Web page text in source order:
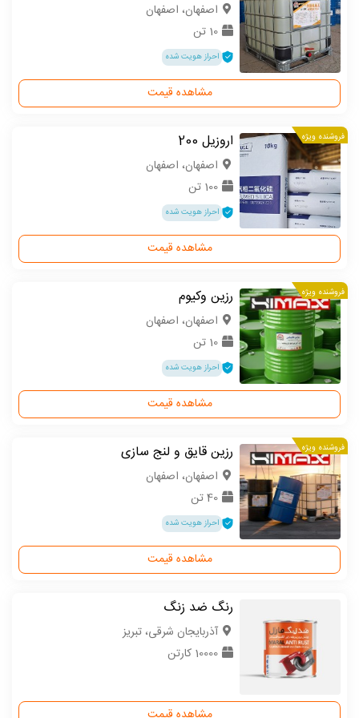
اصفهان، اصفهان
10 تن
احراز هویت شده
مشاهده قیمت
فروشنده ویژه اروزیل 200
اصفهان، اصفهان
100 تن
احراز هویت شده
مشاهده قیمت
فروشنده ویژه رزین وکیوم
اصفهان، اصفهان
10 تن
احراز هویت شده
مشاهده قیمت
فروشنده ویژه رزین قایق و لنج سازی
اصفهان، اصفهان
40 تن
احراز هویت شده
مشاهده قیمت
رنگ ضد زنگ
آذربایجان شرقی، تبریز
10000 کارتن